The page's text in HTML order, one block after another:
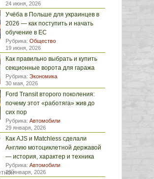
24 июня, 2026
Учёба в Польше для украинцев в
2026 — как поступить и начать
обучение в ЕС
Рубрика: Общество
19 июня, 2026
Как правильно выбрать и купить
секционные ворота для гаража
Рубрика: Экономика
30 мая, 2026
Ford Transit второго поколения:
почему этот «работяга» жив до
сих пор
Рубрика: Автомобили
29 января, 2026
Как AJS и Matchless сделали
Англию мотоциклетной державой
— история, характер и техника
Рубрика: Автомобили
29 января, 2026